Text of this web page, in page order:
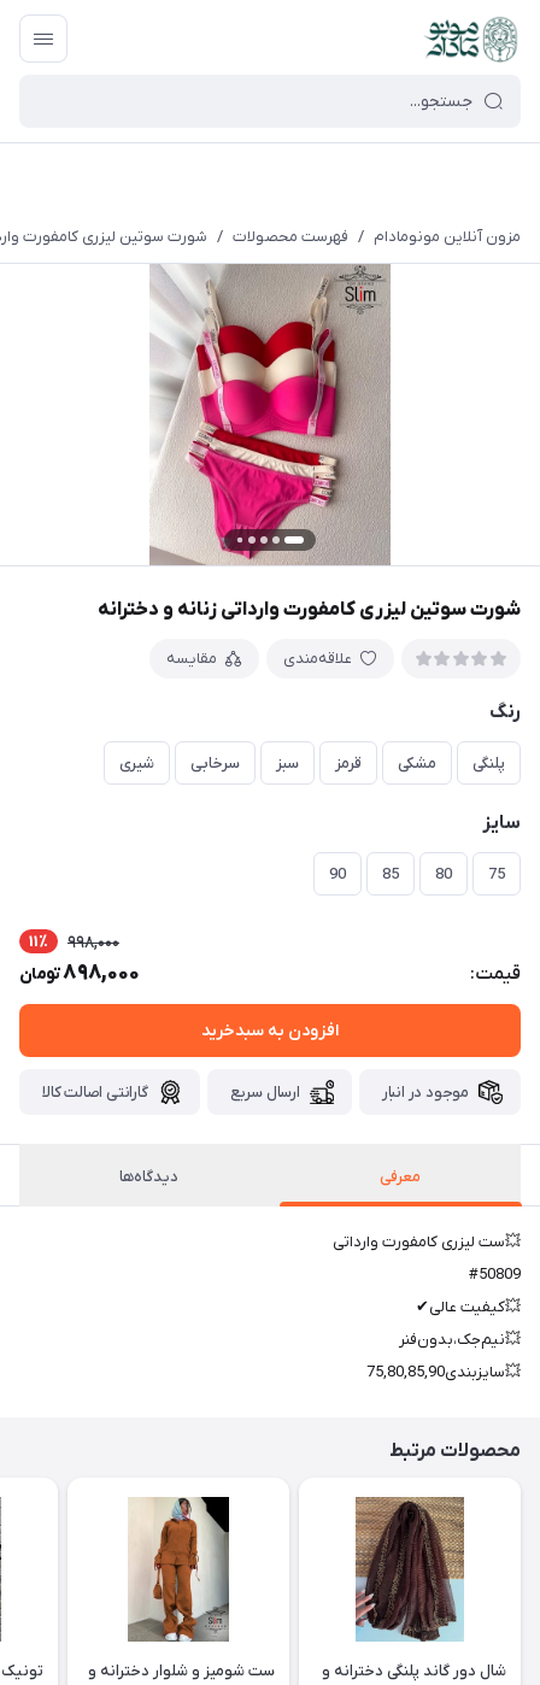
google-site-verification=UkFKasNatN7FPdBOwdojHjkgfDasi-
9oGygsJEdAZik
مزون آنلاین مونومادام / فهرست محصولات / شورت سوتین لیزری کامفورت
شورت سوتین لیزری کامفورت وارداتی زنانه و دخترانه
علاقه‌مندی مقایسه
رنگ
پلنگی مشکی قرمز سبز سرخابی شیری
سایز
75
80
85
90
قیمت:
998,000 11٪
898,000تومان
افزودن به سبدخرید
موجود در انبار ارسال سریع گارانتی اصالت کالا
معرفی دیدگاه‌ها
💥ست لیزری کامفورت وارداتی
#50809
💥کیفیت عالی✔
💥نیم‌جک،بدون‌فنر
💥سایزبندی75,80,85,90
محصولات مرتبط
شال دور گاند پلنگی دخترانه و
ست شومیز و شلوار دخترانه و
تونیک